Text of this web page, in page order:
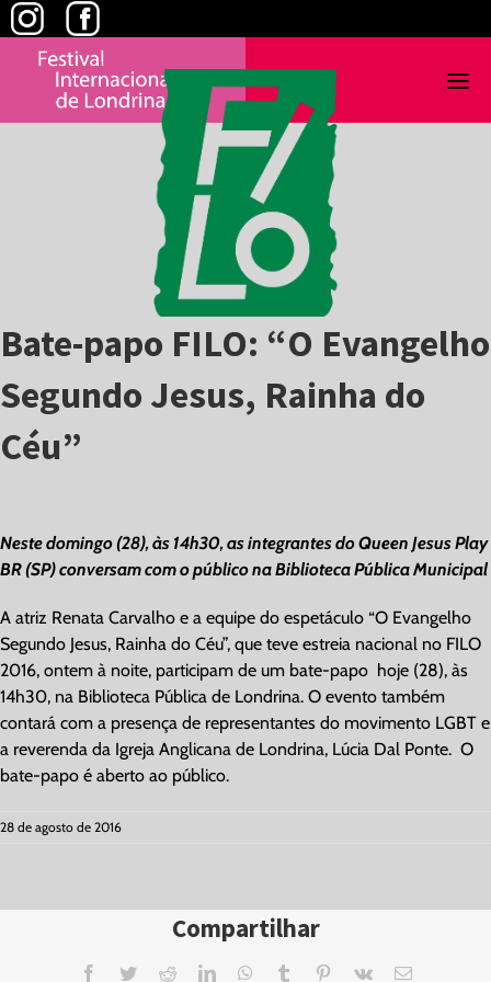
Skip
to
content
Bate-papo FILO: “O Evangelho
Segundo Jesus, Rainha do
Céu”
Larger
Image
Neste domingo (28), às 14h30, as integrantes do Queen Jesus Play
BR (SP) conversam com o público na Biblioteca Pública Municipal
A atriz Renata Carvalho e a equipe do espetáculo “O Evangelho
Segundo Jesus, Rainha do Céu”, que teve estreia nacional no FILO
2016, ontem à noite, participam de um bate-papo hoje (28), às
14h30, na Biblioteca Pública de Londrina. O evento também
contará com a presença de representantes do movimento LGBT e
a reverenda da Igreja Anglicana de Londrina, Lúcia Dal Ponte. O
bate-papo é aberto ao público.
28 de agosto de 2016
Compartilhar
Facebook
TwitterRedditLinkedInWhatsApp
Tumblr Pinterest
Vk Email